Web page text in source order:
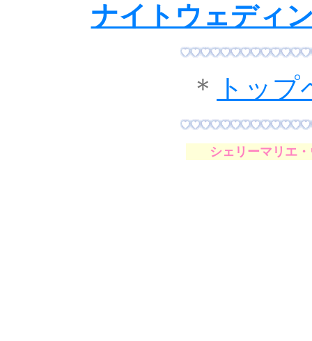
ナイトウェディ
＊ トッ
シェリーマリエ